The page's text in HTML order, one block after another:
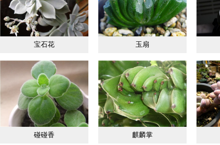
宝石花 玉扇
碰碰香 麒麟掌